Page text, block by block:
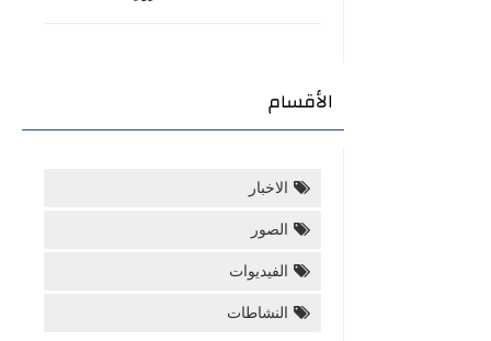
الأقسام
الاخبار
الصور
الفيديوات
النشاطات